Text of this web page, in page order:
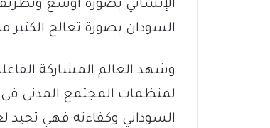
الإنساني بصورة أوسع
السودان بصورة تعالج الكثير
وشهد العالم المشاركة
السوداني وكفاءته فهي تجيد